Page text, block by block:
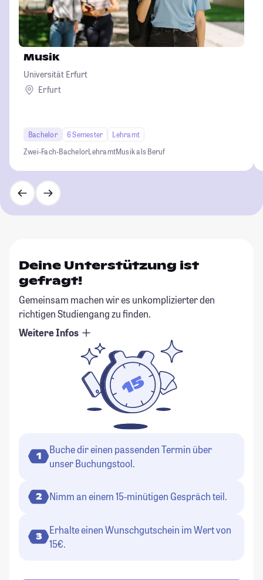
Musik
Universität Erfurt
Erfurt
Bachelor 6 Semester
Lehramt
Zwei-Fach-BachelorLehramtMusik als Beruf
Deine Unterstützung ist
gefragt!
Gemeinsam machen wir es unkomplizierter den
richtigen Studiengang zu finden.
Weitere Infos
1
Buche dir einen passenden Termin über
unser Buchungstool.
2 Nimm an einem 15-minütigen Gespräch teil.
3
Erhalte einen Wunschgutschein im Wert von
15€.